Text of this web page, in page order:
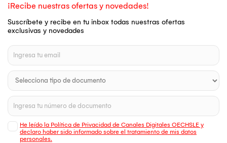
¡Recibe nuestras ofertas y novedades!
Suscríbete y recibe en tu inbox todas nuestras ofertas
exclusivas y novedades
He leído la Política de Privacidad de Canales Digitales OECHSLE y
declaro haber sido informado sobre el tratamiento de mis datos
personales.